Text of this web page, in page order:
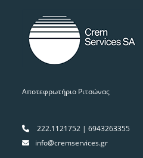
Αποτεφρωτήριο Ριτσώνας
222.1121752 | 6943263355
info@cremservices.gr